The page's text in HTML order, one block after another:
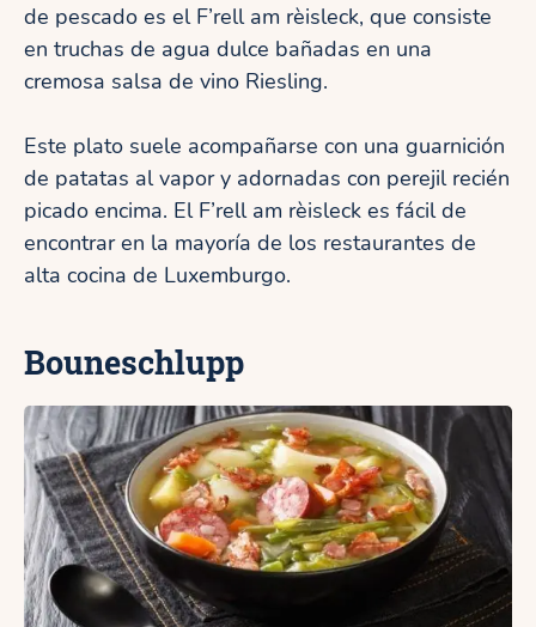
de pescado es el F’rell am rèisleck, que consiste
en truchas de agua dulce bañadas en una
cremosa salsa de vino Riesling.
Este plato suele acompañarse con una guarnición
de patatas al vapor y adornadas con perejil recién
picado encima. El F’rell am rèisleck es fácil de
encontrar en la mayoría de los restaurantes de
alta cocina de Luxemburgo.
Bouneschlupp